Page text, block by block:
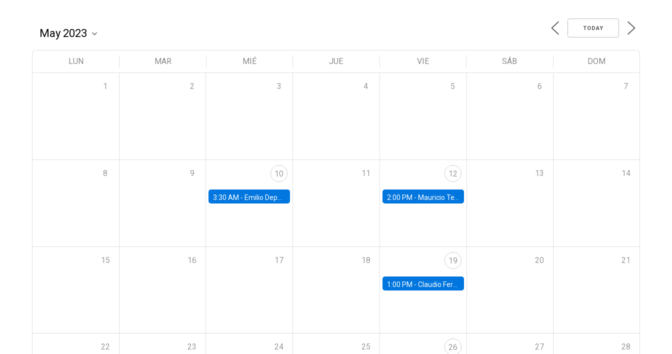
TODAY
LUN MAR MIÉ JUE VIE SÁB DOM
1 2 3 4 5 6 7
8 9 10
3:30 AM - Emilio Depetris-Chauvín, Universidad Católica
11 12
2:00 PM - Mauricio Tejada, UDP
13 14
15 16 17 18 19
1:00 PM - Claudio Ferraz, British Columbia
20 21
22 23 24 25 26 27 28